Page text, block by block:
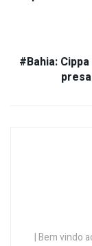
#Bahia:
| Bem vindo